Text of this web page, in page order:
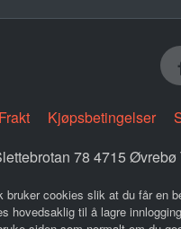
Kjøpsbetingelser
78 4715 Øvrebø
bruker cookies slik at du får en
hovedsaklig til å lagre